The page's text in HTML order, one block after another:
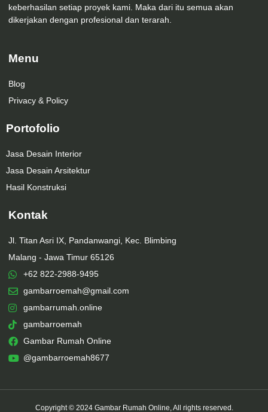
keberhasilan setiap proyek kami. Maka dari itu semua akan
dikerjakan dengan profesional dan terarah.
Menu
Blog
Privacy & Policy
Portofolio
Jasa Desain Interior
Jasa Desain Arsitektur
Hasil Konstruksi
Kontak
Jl. Titan Asri IX, Pandanwangi, Kec. Blimbing
Malang - Jawa Timur 65126
+62 822-2988-9495
gambarroemah@gmail.com
gambarrumah.online
gambarroemah
Gambar Rumah Online
@gambarroemah8677
Copyright © 2024 Gambar Rumah Online, All rights reserved.